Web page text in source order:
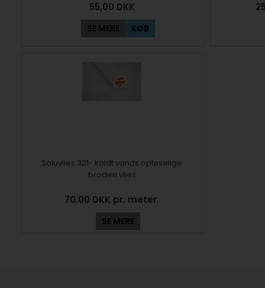
55,00 DKK
SE MERE KØB
Soluvlies 321- koldt vands opløselige
broderi vlies
70,00 DKK pr. meter
SE MERE